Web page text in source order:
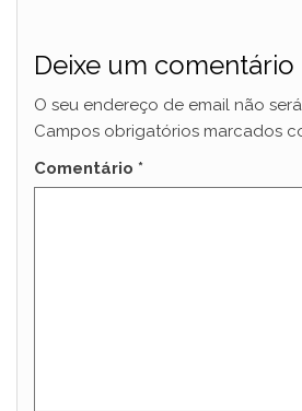
Deixe um comentário
O seu endereço de email não
Campos obrigatórios marcados
Comentário *